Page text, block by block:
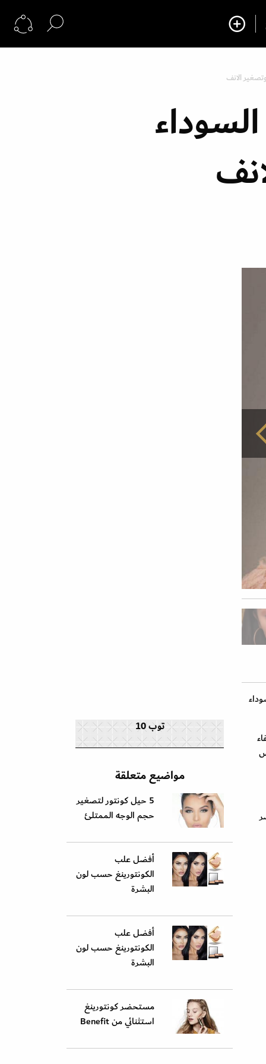
الانف
السوداء
توب 10
مواضيع متعلقة
5 حيل كونتور لتصغير
حجم الوجه الممتلئ
أفضل علب
الكونتورينغ حسب لون
البشرة
أفضل علب
الكونتورينغ حسب لون
البشرة
مستحضر كونتورينغ
استثنائي من Benefit